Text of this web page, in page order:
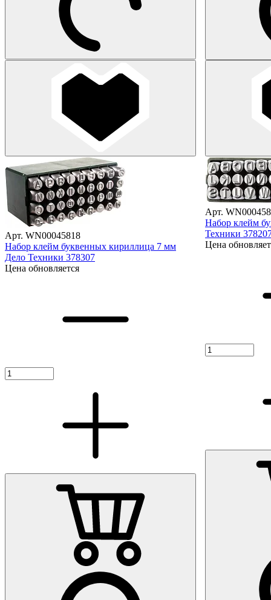
Арт. WN00045818
Набор клейм буквенных кириллица 7 мм
Дело Техники 378307
Цена обновляется
Арт.
Набор клейм
Техники
Цена